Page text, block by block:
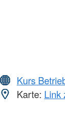
Kurs
Karte: Link